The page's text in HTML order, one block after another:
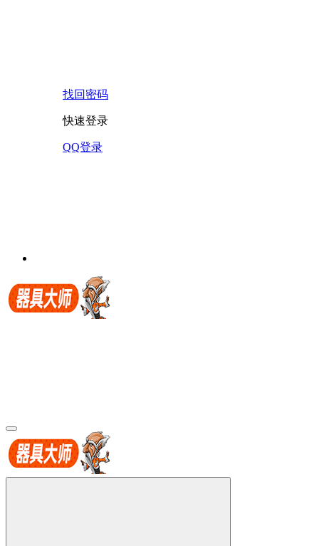
找回密码
快速登录
QQ登录